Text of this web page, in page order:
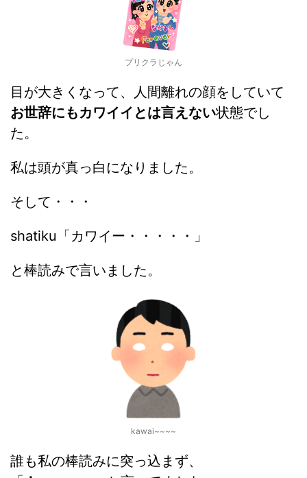
プリクラじゃん
目が大きくなって、人間離れの顔をしていて
お世辞にもカワイイとは言えない状態でし
た。
私は頭が真っ白になりました。
そして・・・
shatiku「カワイー・・・・・」
と棒読みで言いました。
kawai~~~~
誰も私の棒読みに突っ込まず、